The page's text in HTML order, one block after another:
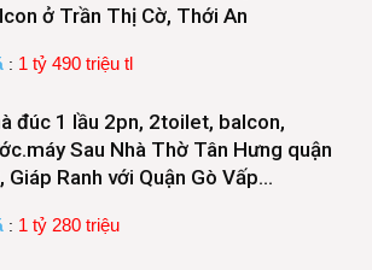
ở Trần Thị Cờ, Thới An
: 1 tỷ 490 triệu tl
đúc 1 lầu 2pn, 2toilet, balcon,
Sau Nhà Thờ Tân Hưng quận
Giáp Ranh với Quận Gò Vấp…
: 1 tỷ 280 triệu